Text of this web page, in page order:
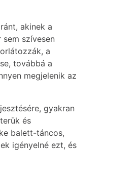
akinek a
szívesen
a
továbbá a
megjelenik az
gyakran
és
balett-táncos,
igényelné ezt, és